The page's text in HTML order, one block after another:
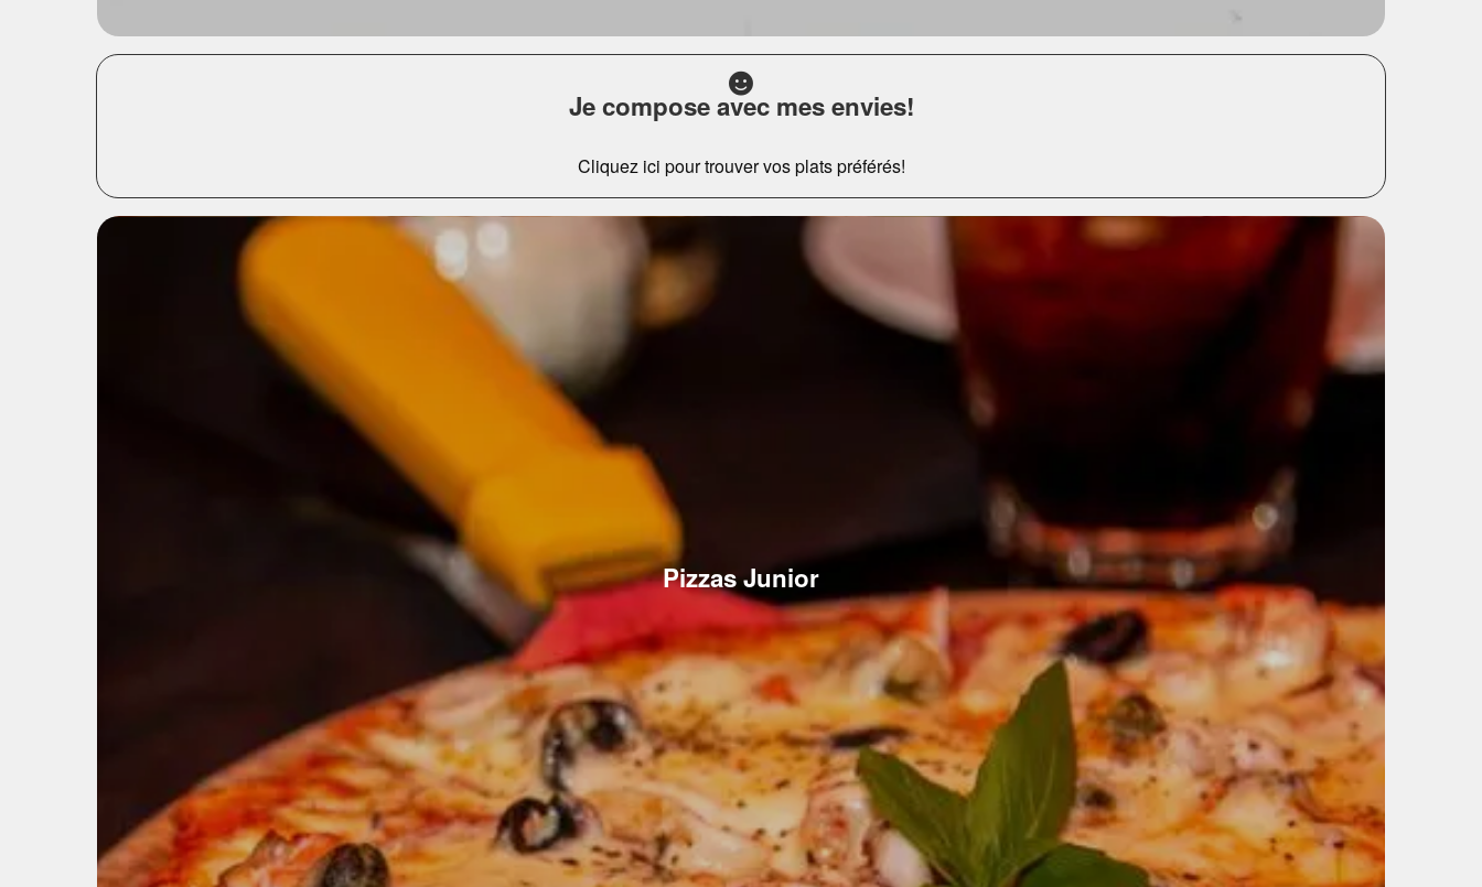
Je compose avec mes envies!
Cliquez ici pour trouver vos plats préférés!
Pizzas Junior